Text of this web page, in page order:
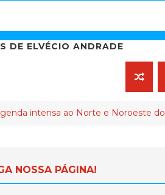
DE ELVÉCIO ANDRADE
ao Norte e Noroeste do Espírito
NOSSA PÁGINA!